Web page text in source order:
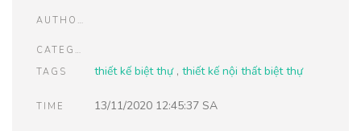
AUTHOR
CATEGORIES
TAGS
thiết kế biệt thự, thiết kế nội thất biệt thự
TIME 13/11/2020 12:45:37 SA